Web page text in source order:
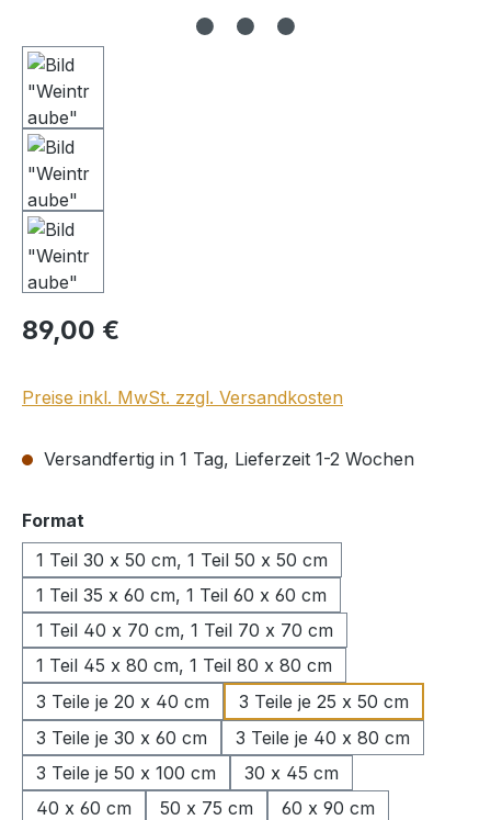
Regulärer Preis:
89,00 €
Preise inkl. MwSt. zzgl. Versandkosten
Versandfertig in 1 Tag, Lieferzeit 1-2 Wochen
Format
1 Teil 30 x 50 cm, 1 Teil 50 x 50 cm
1 Teil 35 x 60 cm, 1 Teil 60 x 60 cm
1 Teil 40 x 70 cm, 1 Teil 70 x 70 cm
1 Teil 45 x 80 cm, 1 Teil 80 x 80 cm
3 Teile je 20 x 40 cm
3 Teile je 25 x 50 cm
3 Teile je 30 x 60 cm
3 Teile je 40 x 80 cm
3 Teile je 50 x 100 cm
30 x 45 cm
40 x 60 cm
50 x 75 cm
60 x 90 cm